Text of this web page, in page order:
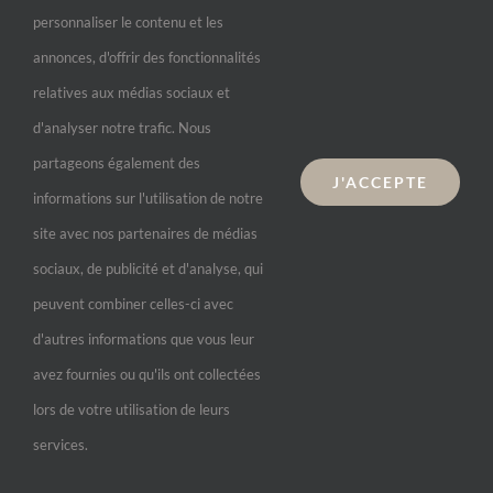
Pieds
Visage
Informations
Livraison et paiement
Remboursements et retours
personnaliser le contenu et les
annonces, d'offrir des fonctionnalités
relatives aux médias sociaux et
d'analyser notre trafic. Nous
partageons également des
informations sur l'utilisation de notre
site avec nos partenaires de médias
sociaux, de publicité et d'analyse, qui
peuvent combiner celles-ci avec
d'autres informations que vous leur
avez fournies ou qu'ils ont collectées
lors de votre utilisation de leurs
services.
J'ACCEPTE